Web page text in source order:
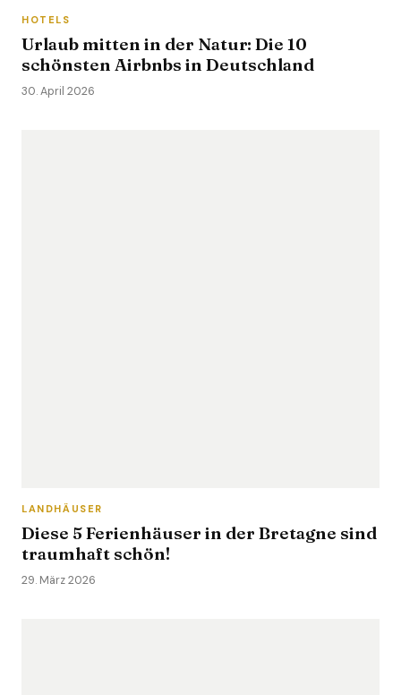
HOTELS
Urlaub mitten in der Natur: Die 10
schönsten Airbnbs in Deutschland
30. April 2026
LANDHÄUSER
Diese 5 Ferienhäuser in der Bretagne sind
traumhaft schön!
29. März 2026